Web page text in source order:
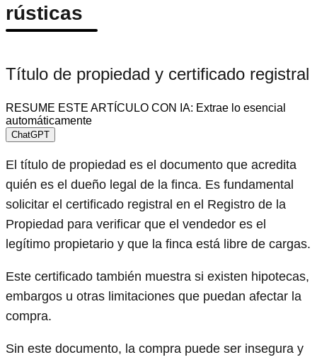
rústicas
Título de propiedad y certificado registral
RESUME ESTE ARTÍCULO CON IA: Extrae lo esencial
automáticamente
ChatGPT
El título de propiedad es el documento que acredita
quién es el dueño legal de la finca. Es fundamental
solicitar el certificado registral en el Registro de la
Propiedad para verificar que el vendedor es el
legítimo propietario y que la finca está libre de cargas.
Este certificado también muestra si existen hipotecas,
embargos u otras limitaciones que puedan afectar la
compra.
Sin este documento, la compra puede ser insegura y